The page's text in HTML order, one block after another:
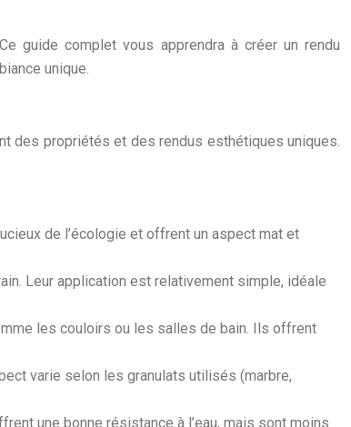
guide complet vous apprendra à créer un rendu
unique.
des propriétés et des rendus esthétiques uniques.
de l’écologie et offrent un aspect mat et
Leur application est relativement simple, idéale
les couloirs ou les salles de bain. Ils offrent
varie selon les granulats utilisés (marbre,
une bonne résistance à l’eau, mais sont moins